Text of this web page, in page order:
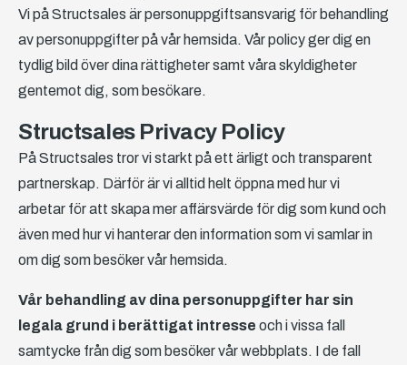
Vi på Structsales är personuppgiftsansvarig för behandling
av personuppgifter på vår hemsida. Vår policy ger dig en
tydlig bild över dina rättigheter samt våra skyldigheter
gentemot dig, som besökare.
Structsales Privacy Policy
På Structsales tror vi starkt på ett ärligt och transparent
partnerskap. Därför är vi alltid helt öppna med hur vi
arbetar för att skapa mer affärsvärde för dig som kund och
även med hur vi hanterar den information som vi samlar in
om dig som besöker vår hemsida.
Vår behandling av dina personuppgifter har sin
legala grund i berättigat intresse och i vissa fall
samtycke från dig som besöker vår webbplats. I de fall